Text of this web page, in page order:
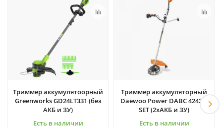
Триммер аккумулятоорный
Greenworks GD24LT331 (без
АКБ и ЗУ)
Есть в наличии
Триммер аккумуляторный
Daewoo Power DABC 4242Li
SET (2хАКБ и ЗУ)
Есть в наличии